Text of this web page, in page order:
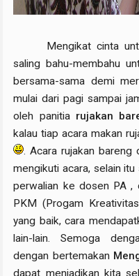
Mengikat cinta
saling bahu-membahu
bersama-sama demi
mulai dari pagi sampai
oleh panitia rujakan
kalau tiap acara makan
. Acara rujakan bareng
mengikuti acara, selain
perwalian ke dosen PA ,
PKM (Progam
yang baik, cara
lain-lain. Semoga
dengan bertemakan
dapat menjadikan kita